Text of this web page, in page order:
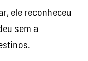
ele reconheceu
sem a